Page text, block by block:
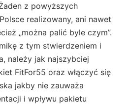
z powyższych
realizowany, ani nawet
„można palić byle czym”.
z tym stwierdzeniem i
należy jak najszybciej
FitFor55 oraz włączyć się
jakby nie zauważa
i wpływu pakietu